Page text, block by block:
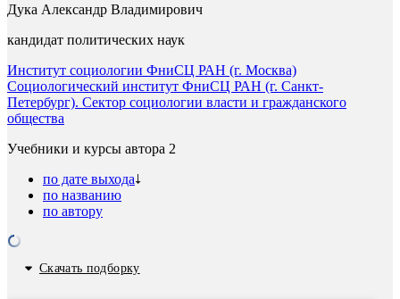
Дука Александр Владимирович
кандидат политических наук
Институт социологии ФниСЦ РАН (г. Москва)
Социологический институт ФниСЦ РАН (г. Санкт-
Петербург). Сектор социологии власти и гражданского
общества
Учебники и курсы автора 2
по дате выхода
по названию
по автору
Скачать подборку